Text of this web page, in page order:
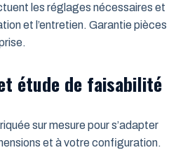
les réglages nécessaires et
et l’entretien. Garantie pièces
étude de faisabilité
sur mesure pour s’adapter
et à votre configuration.